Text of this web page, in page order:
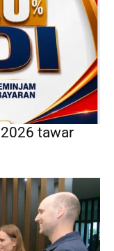
tawar